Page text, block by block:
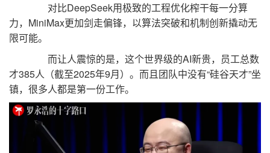
对比DeepSeek用极致的工程优化榨干每一分算
力，MiniMax更加剑走偏锋，以算法突破和机制创新撬动无
限可能。
而让人震惊的是，这个世界级的AI新贵，员工总数
才385人（截至2025年9月）。而且团队中没有“硅谷天才”坐
镇，很多人都是第一份工作。